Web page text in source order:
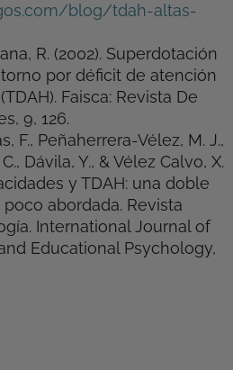
blog/tdah-altas-
R. (2002). Superdotación
por déficit de atención
Faisca: Revista De
9, 126.
F., Peñaherrera-Vélez, M. J.,
Dávila, Y., & Vélez Calvo, X.
y TDAH: una doble
abordada. Revista
International Journal of
Educational Psychology,